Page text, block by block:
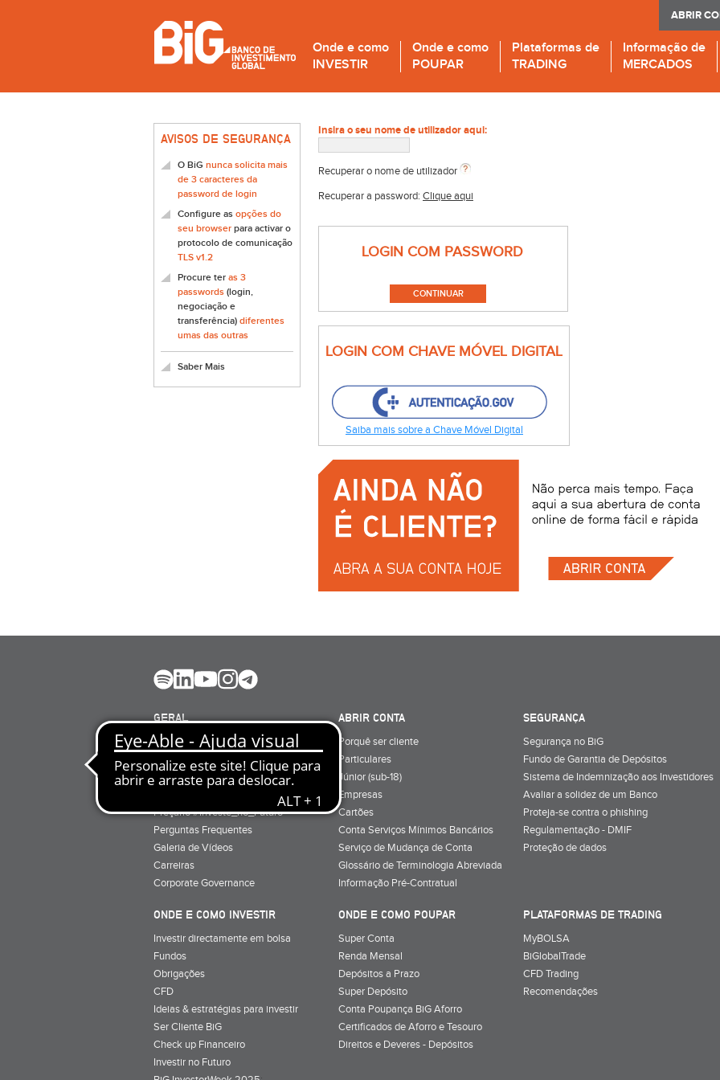
ABRIR
Onde e como
INVESTIR
Onde e como
POUPAR
Plataformas de
TRADING
Informação de
MERCADOS
AVISOS DE SEGURANÇA
O BiG nunca solicita mais
de 3 caracteres da
password de login
Configure as opções do
seu browser para activar o
protocolo de comunicação
TLS v1.2
Procure ter as 3
passwords (login,
negociação e
transferência) diferentes
umas das outras
Saber Mais
Insira o seu nome de utilizador aqui:
Recuperar o nome de utilizador
Recuperar a password: Clique aqui
LOGIN COM PASSWORD
LOGIN COM CHAVE MÓVEL DIGITAL
Saiba mais sobre a Chave Móvel Digital
GERAL
Quem Somos
Preçário
Minha conta
Preçário #Investe_no_Futuro
Perguntas Frequentes
Galeria de Vídeos
Carreiras
Corporate Governance
ABRIR CONTA
Porquê ser cliente
Particulares
Júnior (sub-18)
Empresas
Cartões
Conta Serviços Mínimos Bancários
Serviço de Mudança de Conta
Glossário de Terminologia Abreviada
Informação Pré-Contratual
SEGURANÇA
Segurança no BiG
Fundo de Garantia de Depósitos
Sistema de Indemnização aos Investidores
Avaliar a solidez de um Banco
Proteja-se contra o phishing
Regulamentação - DMIF
Proteção de dados
ONDE E COMO INVESTIR
Investir directamente em bolsa
Fundos
Obrigações
CFD
Ideias & estratégias para investir
Ser Cliente BiG
Check up Financeiro
Investir no Futuro
ONDE E COMO POUPAR
Super Conta
Renda Mensal
Depósitos a Prazo
Super Depósito
Conta Poupança BiG Aforro
Certificados de Aforro e Tesouro
Direitos e Deveres - Depósitos
PLATAFORMAS DE TRADING
MyBOLSA
BiGlobalTrade
CFD Trading
Recomendações